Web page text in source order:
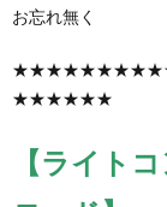
お忘れ無く
★★★★★★
【ライト